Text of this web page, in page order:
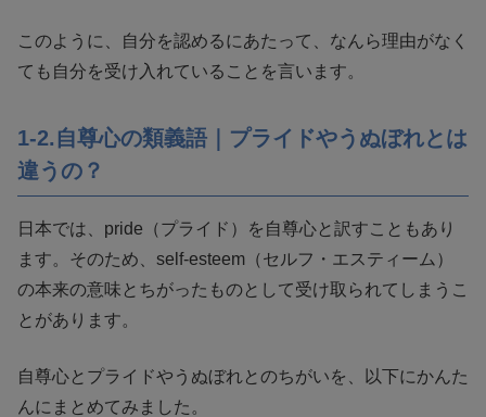
このように、自分を認めるにあたって、なんら理由がなく
ても自分を受け入れていることを言います。
1-2.自尊心の類義語｜プライドやうぬぼれとは
違うの？
日本では、pride（プライド）を自尊心と訳すこともあり
ます。そのため、self-esteem（セルフ・エスティーム）
の本来の意味とちがったものとして受け取られてしまうこ
とがあります。
自尊心とプライドやうぬぼれとのちがいを、以下にかんた
んにまとめてみました。